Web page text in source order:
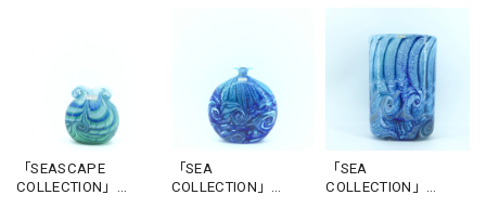
「SEASCAPE
COLLECTION」
「SEA
COLLECTION」
「SEA
COLLECTION」